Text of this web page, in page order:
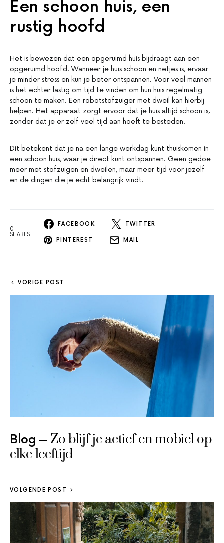
Een schoon huis, een
rustig hoofd
Het is bewezen dat een opgeruimd huis bijdraagt aan een
opgeruimd hoofd. Wanneer je huis schoon en netjes is, ervaar
je minder stress en kun je beter ontspannen. Voor veel mannen
is het echter lastig om tijd te vinden om hun huis regelmatig
schoon te maken. Een robotstofzuiger met dweil kan hierbij
helpen. Het apparaat zorgt ervoor dat je huis altijd schoon is,
zonder dat je er zelf veel tijd aan hoeft te besteden.
Dit betekent dat je na een lange werkdag kunt thuiskomen in
een schoon huis, waar je direct kunt ontspannen. Geen gedoe
meer met stofzuigen en dweilen, maar meer tijd voor jezelf
en de dingen die je echt belangrijk vindt.
0
SHARES
FACEBOOK TWITTER
PINTEREST MAIL
VORIGE POST
Blog
Zo blijf je actief en mobiel op
elke leeftijd
VOLGENDE POST